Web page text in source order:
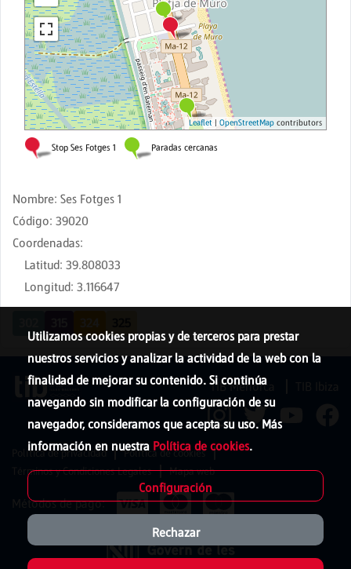
Nombre: Ses Fotges 1
Código: 39020
Coordenadas:
Latitud: 39.808033
Longitud: 3.116647
Utilizamos cookies propias y de terceros para prestar
nuestros servicios y analizar la actividad de la web con la
finalidad de mejorar su contenido. Si continúa
navegando sin modificar la configuración de su
navegador, consideramos que acepta su uso. Más
información en nuestra Política de cookies.
Configuración
Rechazar
TIB Menorca
Política de privacidad
Política de cookies
Términos y Condiciones Legales
Mapa web
Métodos de pago: